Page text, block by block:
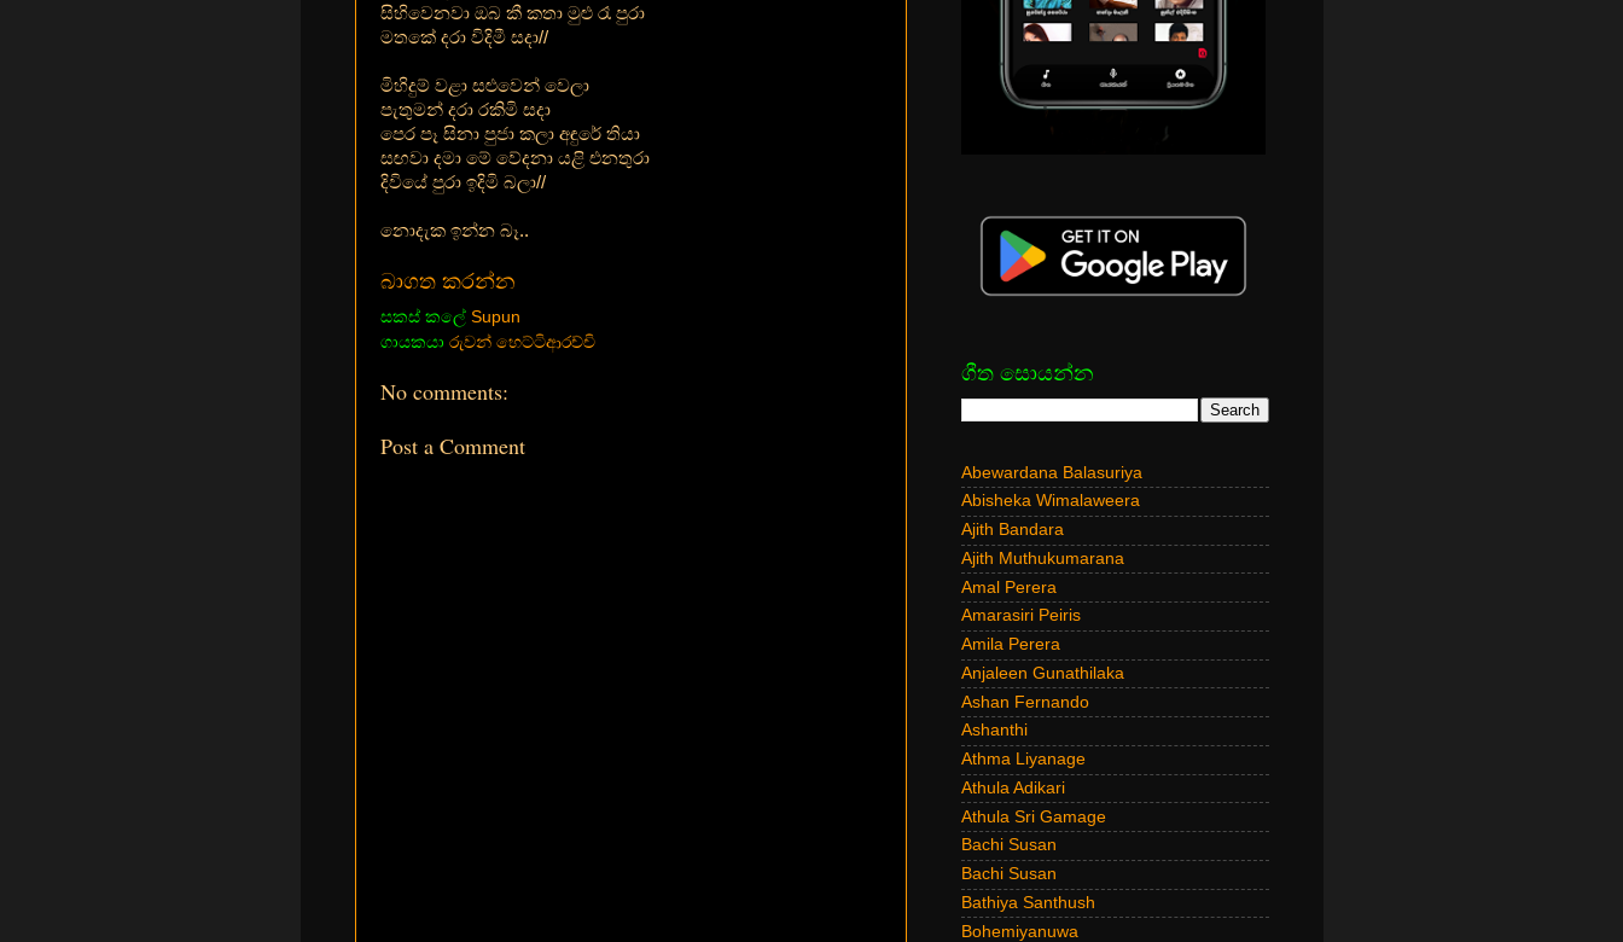
සිහිවෙනවා ඔබ කී කතා මුළු රෑ පුරා
මතකේ දරා විදිමී සදා//
මිහිදුම් වළා සළුවෙන් වෙලා
පැතුමන් දරා රකිමි සදා
පෙර පෑ සිනා පුජා කලා අඳුරේ තියා
සඟවා දමා මේ වේදනා යළි එනතුරා
දිවියේ පුරා ඉදිමි බලා//
නොදැක ඉන්න බෑ..
බාගත කරන්න
සකස් කලේ Supun
ගායකයා රුවන් හෙට්ටිආරච්චි
No comments:
Post a Comment
ගීත සොයන්න
Abewardana Balasuriya
Abisheka Wimalaweera
Ajith Bandara
Ajith Muthukumarana
Amal Perera
Amarasiri Peiris
Amila Perera
Anjaleen Gunathilaka
Ashan Fernando
Ashanthi
Athma Liyanage
Athula Adikari
Athula Sri Gamage
Bachi Susan
Bachi Susan
Bathiya Santhush
Bohemiyanuwa